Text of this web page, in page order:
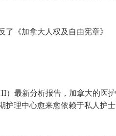
《加拿大人权及自由宪章》
）最新分析报告，加拿大的医
护理中心愈来愈依赖于私人护